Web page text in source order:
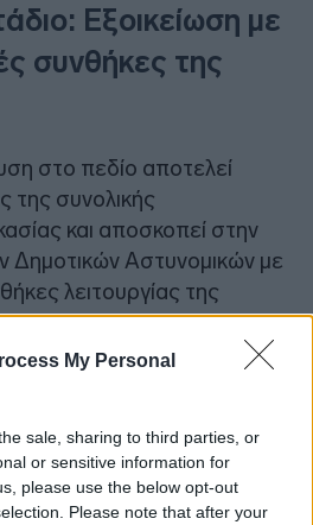
My Personal
sale, sharing to third parties, or
or sensitive information for
please use the below opt-out
Please note that after your
Εξοικείωση με
συνθήκες της
στο πεδίο αποτελεί
συνολικής
και αποσκοπεί στην
Δημοτικών Αστυνομικών με
λειτουργίας της
και εποπτεία
Δημοτικής Αστυνομίας.
θα φέρουν ειδικό
σήμανση «ΔΗΜΟΤΙΚΗ
είναι αναγνωρίσιμοι από